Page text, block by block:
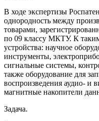
В ходе экспертизы
однородность между
товарами,
по 09 классу МКТУ. К
устройства: научное
инструменты,
сигнальные системы,
также оборудование для
воспроизведения аудио- и
магнитные накопители
Задача.